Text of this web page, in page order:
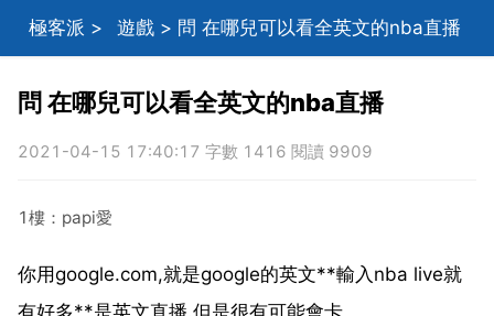
極客派 > 遊戲 > 問 在哪兒可以看全英文的nba直播
問 在哪兒可以看全英文的nba直播
2021-04-15 17:40:17 字數 1416 閱讀 9909
1樓：papi愛
你用google.com,就是google的英文**輸入nba live就
有好多**是英文直播,但是很有可能會卡